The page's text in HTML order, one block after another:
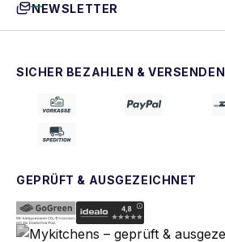
NEWSLETTER
SICHER BEZAHLEN & VERSENDEN
GEPRÜFT & AUSGEZEICHNET